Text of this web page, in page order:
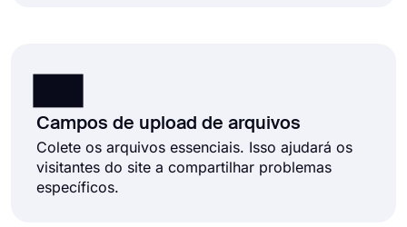
Campos de upload de arquivos
Colete os arquivos essenciais. Isso ajudará os
visitantes do site a compartilhar problemas
específicos.